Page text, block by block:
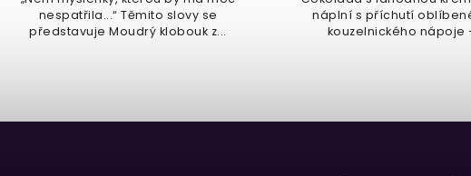
nespatřila...“ Těmito slovy se
představuje Moudrý klobouk z...
náplní s příchutí
kouzelnického nápoje